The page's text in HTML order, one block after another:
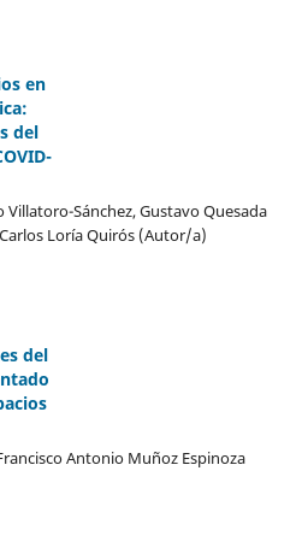
en
del
Sánchez, Gustavo Quesada
Loría Quirós (Autor/a)
del
Antonio Muñoz Espinoza